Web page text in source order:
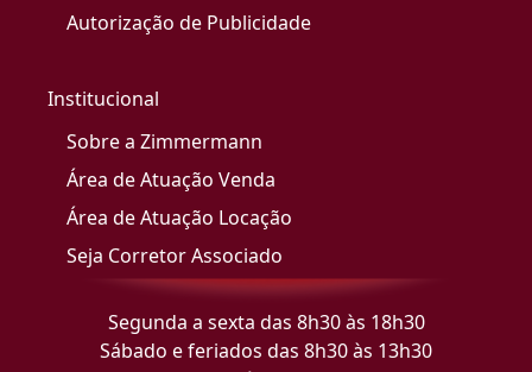
Autorização de Publicidade
Institucional
Sobre a Zimmermann
Área de Atuação Venda
Área de Atuação Locação
Seja Corretor Associado
Segunda a sexta das 8h30 às 18h30
Sábado e feriados das 8h30 às 13h30